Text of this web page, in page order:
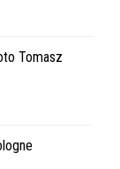
Tomasz